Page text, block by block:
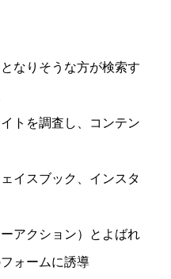
なりそうな方が検索す
トを調査し、コンテン
イスブック、インスタ
アクション）とよばれ
ォームに誘導